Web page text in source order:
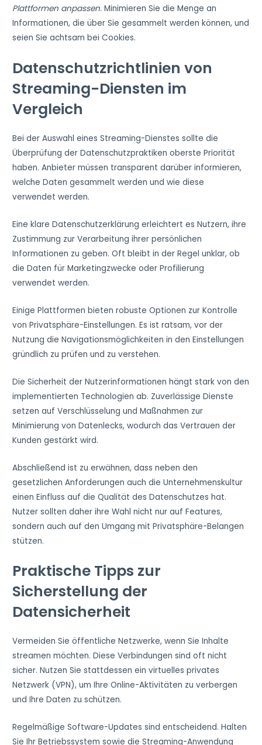
Plattformen anpassen. Minimieren Sie die Menge an
Informationen, die über Sie gesammelt werden können, und
seien Sie achtsam bei Cookies.
Datenschutzrichtlinien von
Streaming-Diensten im
Vergleich
Bei der Auswahl eines Streaming-Dienstes sollte die
Überprüfung der Datenschutzpraktiken oberste Priorität
haben. Anbieter müssen transparent darüber informieren,
welche Daten gesammelt werden und wie diese
verwendet werden.
Eine klare Datenschutzerklärung erleichtert es Nutzern, ihre
Zustimmung zur Verarbeitung ihrer persönlichen
Informationen zu geben. Oft bleibt in der Regel unklar, ob
die Daten für Marketingzwecke oder Profilierung
verwendet werden.
Einige Plattformen bieten robuste Optionen zur Kontrolle
von Privatsphäre-Einstellungen. Es ist ratsam, vor der
Nutzung die Navigationsmöglichkeiten in den Einstellungen
gründlich zu prüfen und zu verstehen.
Die Sicherheit der Nutzerinformationen hängt stark von den
implementierten Technologien ab. Zuverlässige Dienste
setzen auf Verschlüsselung und Maßnahmen zur
Minimierung von Datenlecks, wodurch das Vertrauen der
Kunden gestärkt wird.
Abschließend ist zu erwähnen, dass neben den
gesetzlichen Anforderungen auch die Unternehmenskultur
einen Einfluss auf die Qualität des Datenschutzes hat.
Nutzer sollten daher ihre Wahl nicht nur auf Features,
sondern auch auf den Umgang mit Privatsphäre-Belangen
stützen.
Praktische Tipps zur
Sicherstellung der
Datensicherheit
Vermeiden Sie öffentliche Netzwerke, wenn Sie Inhalte
streamen möchten. Diese Verbindungen sind oft nicht
sicher. Nutzen Sie stattdessen ein virtuelles privates
Netzwerk (VPN), um Ihre Online-Aktivitäten zu verbergen
und Ihre Daten zu schützen.
Regelmäßige Software-Updates sind entscheidend. Halten
Sie Ihr Betriebssystem sowie die Streaming-Anwendung